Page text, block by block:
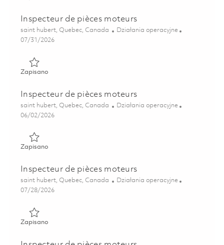
Inspecteur de pièces moteurs
Lokalizacja
saint hubert, Quebec, Canada Kategoria
Działania operacyjne
Posted Date
07/31/2026
ZapisanoZapisano Inspecteur de pièces moteurs 01863389
Inspecteur de pièces moteurs
Lokalizacja
saint hubert, Quebec, Canada Kategoria
Działania operacyjne
Posted Date
06/02/2026
ZapisanoZapisano Inspecteur de pièces moteurs 01850089
Inspecteur de pièces moteurs
Lokalizacja
saint hubert, Quebec, Canada Kategoria
Działania operacyjne
Posted Date
07/28/2026
ZapisanoZapisano Inspecteur de pièces moteurs 01859353